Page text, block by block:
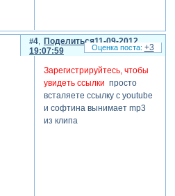
Поделиться
4
11-09-2012
19:07:59
Зарегистрируйтесь, чтобы
увидеть ссылки просто
всталяете ссылку с youtube
и софтина вынимает mp3
из клипа
+3